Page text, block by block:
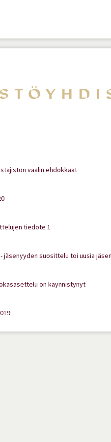
vaalin ehdokkaat
tiedote 1
jäsenyyden suosittelu toi uusia
on käynnistynyt